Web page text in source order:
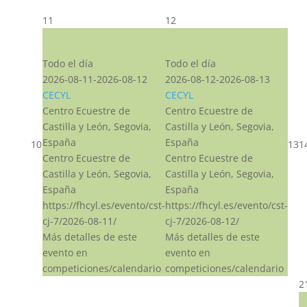
10
11
Todo el día
2026-08-11-2026-08-12
CECYL
Centro Ecuestre de
Castilla y León, Segovia,
España
Centro Ecuestre de
Castilla y León, Segovia,
España
https://fhcyl.es/evento/cst-
cj-7/2026-08-11/
Más detalles de este
evento en
competiciones/calendario
12
Todo el día
2026-08-12-2026-08-13
CECYL
Centro Ecuestre de
Castilla y León, Segovia,
España
Centro Ecuestre de
Castilla y León, Segovia,
España
https://fhcyl.es/evento/cst-
cj-7/2026-08-12/
Más detalles de este
evento en
competiciones/calendario
13